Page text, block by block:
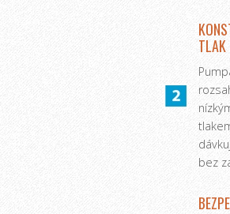
TLAK
bez